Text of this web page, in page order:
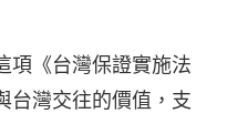
項《台灣保證實施法
台灣交往的價值，支